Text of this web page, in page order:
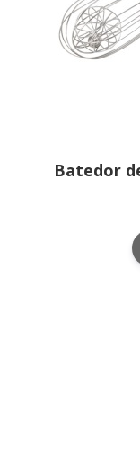
Batedor